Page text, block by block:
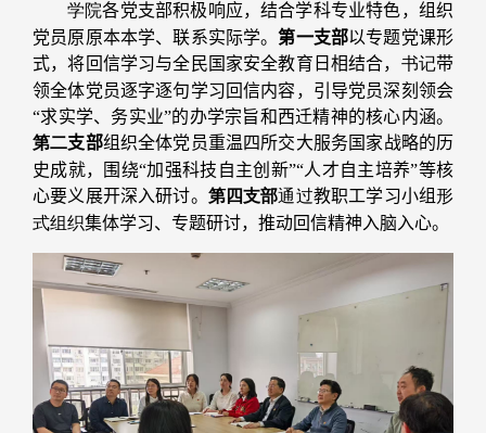
学院各党支部积极响应，结合学科专业特色，组织
党员原原本本学、联系实际学。第一支部以专题党课形
式，将回信学习与全民国家安全教育日相结合， 书记带
领全体党员逐字逐句学习回信内容，引导党员深刻领会
“求实学、务实业”的办学宗旨和西迁精神的核心内涵。
第二支部组织全体党员重温四所交大服务国家战略的历
史成就，围绕“加强科技自主创新”“人才自主培养”等核
心要义展开深入研讨。 第四支部通过教职工学习小组形
式组织集体学习、专题研讨，推动回信精神入脑入心。